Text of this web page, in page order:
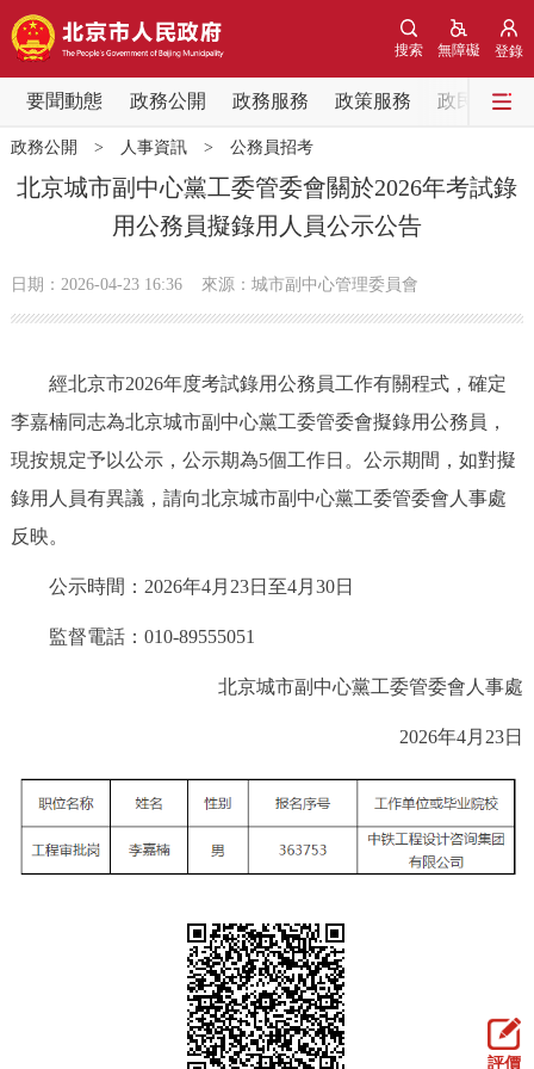
登錄
無障礙
搜索
要聞動態 政務公開 政務服務 政策服務 政民互動
要聞動態
黨中央精神 國務院資訊
北京要聞 會議資訊 部門動態
市領導 機構職能 政策服務
政策兌現 政策解讀 回應關切
政務服務
法人服務 部門服務
仲介服務 陽光政務
12345網上接訴即辦 我要諮詢
線上訪談
政務公開 > 人事資訊> 公務員招考
北京城市副中心黨工委管委會關於2026年考試錄
用公務員擬錄用人員公示公告
日期：2026-04-23 16:36 來源：城市副中心管理委員會
經北京市2026年度考試錄用公務員工作有關程式，確定
李嘉楠同志為北京城市副中心黨工委管委會擬錄用公務員，
現按規定予以公示，公示期為5個工作日。公示期間，如對擬
錄用人員有異議，請向北京城市副中心黨工委管委會人事處
反映。
公示時間：2026年4月23日至4月30日
監督電話：010-89555051
北京城市副中心黨工委管委會人事處
2026年4月23日
評價